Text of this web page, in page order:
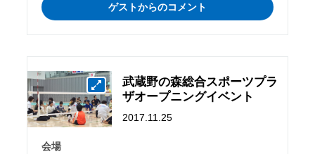
ゲストからのコメント
武蔵野の森総合スポーツプラ
ザオープニングイベント
2017.11.25
会場